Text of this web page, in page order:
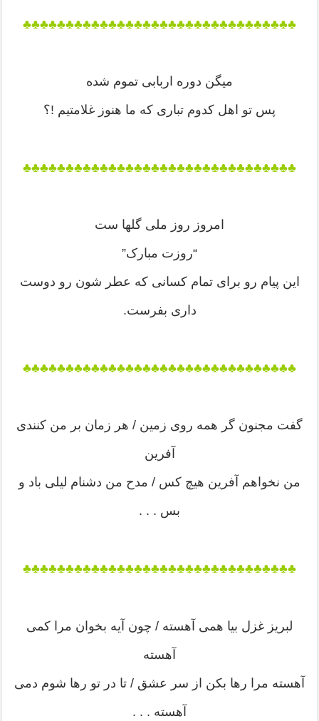
♣♣♣♣♣♣♣♣♣♣♣♣♣♣♣♣♣♣♣♣♣♣♣♣♣♣♣♣♣♣♣♣
میگن دوره اربابی تموم شده
پس تو اهل کدوم تباری که ما هنوز غلامتیم !؟
♣♣♣♣♣♣♣♣♣♣♣♣♣♣♣♣♣♣♣♣♣♣♣♣♣♣♣♣♣♣♣♣
امروز روز ملی گلها ست
“روزت مبارک”
این پیام رو برای تمام کسانی که عطر شون رو دوست
داری بفرست.
♣♣♣♣♣♣♣♣♣♣♣♣♣♣♣♣♣♣♣♣♣♣♣♣♣♣♣♣♣♣♣♣
گفت مجنون گر همه روی زمین / هر زمان بر من کنندی
آفرین
من نخواهم آفرین هیچ کس / مدح من دشنام لیلی باد و
بس . . .
♣♣♣♣♣♣♣♣♣♣♣♣♣♣♣♣♣♣♣♣♣♣♣♣♣♣♣♣♣♣♣♣
لبریز غزل بیا همی آهسته / چون آیه بخوان مرا کمی
آهسته
آهسته مرا رها بکن از سر عشق / تا در تو رها شوم دمی
آهسته . . .